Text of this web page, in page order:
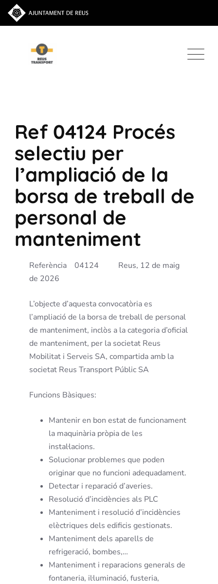
Ref 04124 Procés
selectiu per
l’ampliació de la
borsa de treball de
personal de
manteniment
Referència 04124 Reus, 12 de maig
de 2026
L’objecte d’aquesta convocatòria es
l’ampliació de la borsa de treball de personal
de manteniment, inclòs a la categoria d’oficial
de manteniment, per la societat Reus
Mobilitat i Serveis SA, compartida amb la
societat Reus Transport Públic SA
Funcions Bàsiques:
Mantenir en bon estat de funcionament
la maquinària pròpia de les
instal·lacions.
Solucionar problemes que poden
originar que no funcioni adequadament.
Detectar i reparació d’averies.
Resolució d’incidències als PLC
Manteniment i resolució d’incidències
elèctriques dels edificis gestionats.
Manteniment dels aparells de
refrigeració, bombes,…
Manteniment i reparacions generals de
fontaneria, il·luminació, fusteria,